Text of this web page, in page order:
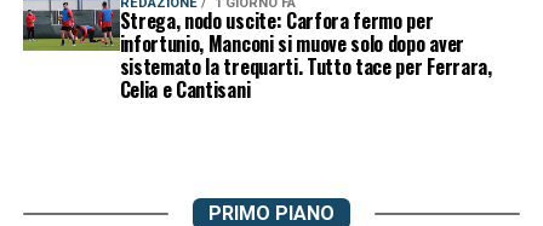
Strega, nodo uscite: Carfora fermo per
infortunio, Manconi si muove solo dopo aver
sistemato la trequarti. Tutto tace per Ferrara,
Celia e Cantisani
PRIMO PIANO